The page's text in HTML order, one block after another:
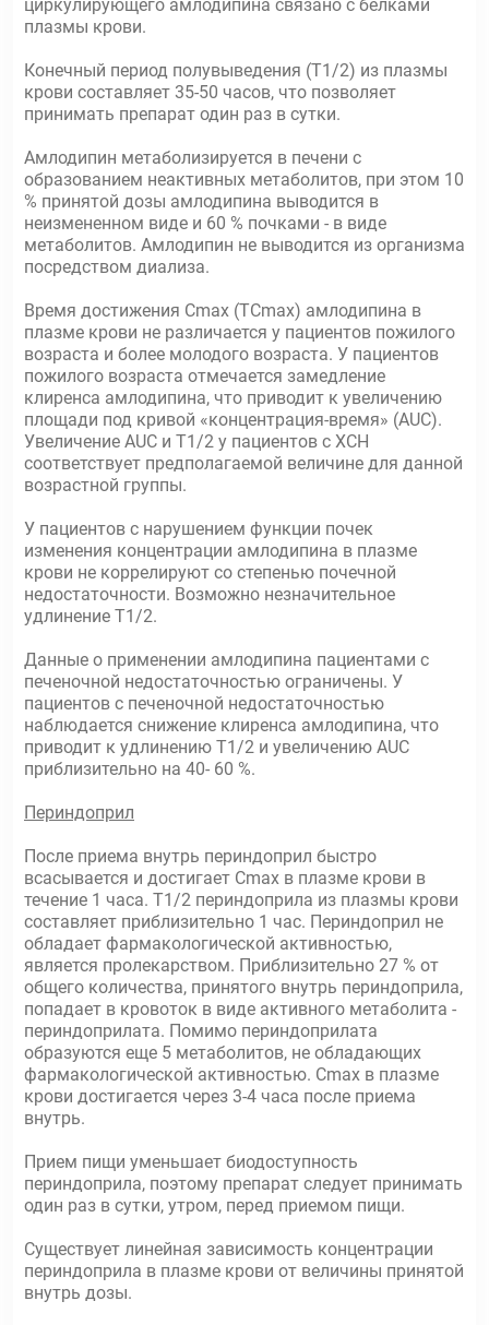
циркулирующего амлодипина связано с белками
плазмы крови.
Конечный период полувыведения (Т1/2) из плазмы
крови составляет 35-50 часов, что позволяет
принимать препарат один раз в сутки.
Амлодипин метаболизируется в печени с
образованием неактивных метаболитов, при этом 10
% принятой дозы амлодипина выводится в
неизмененном виде и 60 % почками - в виде
метаболитов. Амлодипин не выводится из организма
посредством диализа.
Время достижения Сmах (ТСmах) амлодипина в
плазме крови не различается у пациентов пожилого
возраста и более молодого возраста. У пациентов
пожилого возраста отмечается замедление
клиренса амлодипина, что приводит к увеличению
площади под кривой «концентрация-время» (AUC).
Увеличение AUC и Т1/2 у пациентов с ХСН
соответствует предполагаемой величине для данной
возрастной группы.
У пациентов с нарушением функции почек
изменения концентрации амлодипина в плазме
крови не коррелируют со степенью почечной
недостаточности. Возможно незначительное
удлинение Т1/2.
Данные о применении амлодипина пациентами с
печеночной недостаточностью ограничены. У
пациентов с печеночной недостаточностью
наблюдается снижение клиренса амлодипина, что
приводит к удлинению Т1/2 и увеличению AUC
приблизительно на 40- 60 %.
Периндоприл
После приема внутрь периндоприл быстро
всасывается и достигает Сmax в плазме крови в
течение 1 часа. Т1/2 периндоприла из плазмы крови
составляет приблизительно 1 час. Периндоприл не
обладает фармакологической активностью,
является пролекарством. Приблизительно 27 % от
общего количества, принятого внутрь периндоприла,
попадает в кровоток в виде активного метаболита -
периндоприлата. Помимо периндоприлата
образуются еще 5 метаболитов, не обладающих
фармакологической активностью. Сmах в плазме
крови достигается через 3-4 часа после приема
внутрь.
Прием пищи уменьшает биодоступность
периндоприла, поэтому препарат следует принимать
один раз в сутки, утром, перед приемом пищи.
Существует линейная зависимость концентрации
периндоприла в плазме крови от величины принятой
внутрь дозы.